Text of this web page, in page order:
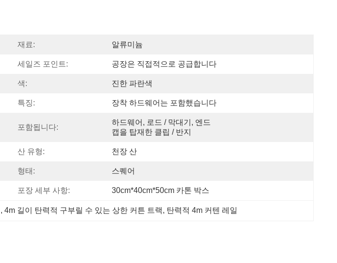
재료: 알류미늄
세일즈 포인트: 공장은 직접적으로 공급합니다
색: 진한 파란색
특징: 장착 하드웨어는 포함했습니다
포함됩니다:
하드웨어, 로드 / 막대기, 엔드
캡을 탑재한 클립 / 반지
산 유형: 천장 산
형태: 스퀘어
포장 세부 사항: 30cm*40cm*50cm 카톤 박스
, 4m 길이 탄력적 구부릴 수 있는 상한 커튼 트랙, 탄력적 4m 커텐 레일